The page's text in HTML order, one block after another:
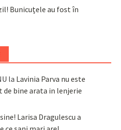
Bunicuțele au fost în
la Lavinia Parva nu este
de bine arata in lenjerie
Larisa Dragulescu a